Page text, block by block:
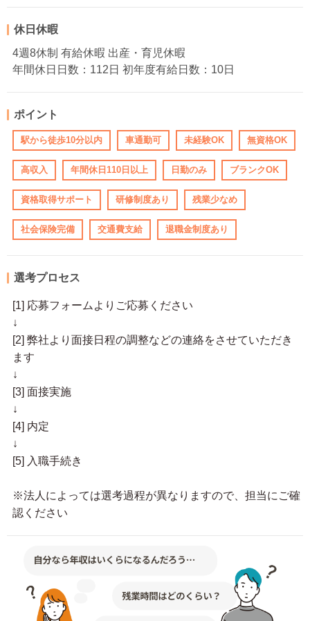
休日休暇
4週8休制 有給休暇 出産・育児休暇
年間休日日数：112日 初年度有給日数：10日
ポイント
駅から徒歩10分以内 車通勤可 未経験OK 無資格OK
高収入 年間休日110日以上 日勤のみ ブランクOK
資格取得サポート 研修制度あり 残業少なめ
社会保険完備 交通費支給 退職金制度あり
選考プロセス
[1] 応募フォームよりご応募ください
↓
[2] 弊社より面接日程の調整などの連絡をさせていただき
ます
↓
[3] 面接実施
↓
[4] 内定
↓
[5] 入職手続き
※法人によっては選考過程が異なりますので、担当にご確
認ください